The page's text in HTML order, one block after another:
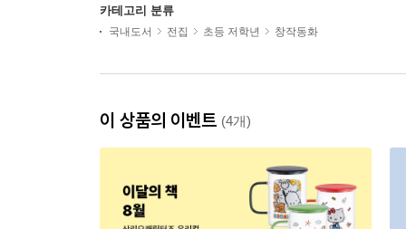
카테고리 분류
국내도서 전집 초등 저학년 창작동화
이 상품의 이벤트 (4개)